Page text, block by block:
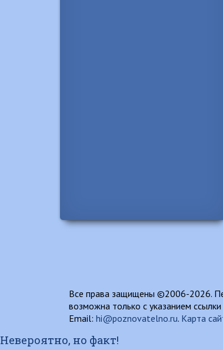
Все права защищены ©2006-2026.
возможна только с указанием
Email: hi@poznovatelno.ru. Карта
Невероятно, но факт!